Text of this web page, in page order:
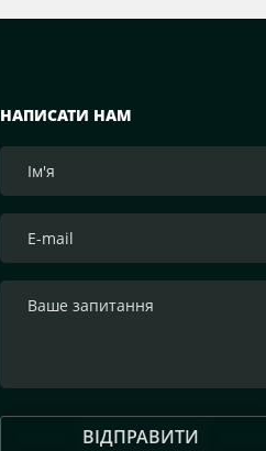
НАПИСАТИ НАМ
ВІДПРАВИТИ